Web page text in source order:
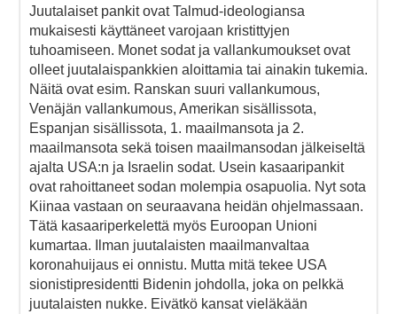
Juutalaiset pankit ovat Talmud-ideologiansa
mukaisesti käyttäneet varojaan kristittyjen
tuhoamiseen. Monet sodat ja vallankumoukset ovat
olleet juutalaispankkien aloittamia tai ainakin tukemia.
Näitä ovat esim. Ranskan suuri vallankumous,
Venäjän vallankumous, Amerikan sisällissota,
Espanjan sisällissota, 1. maailmansota ja 2.
maailmansota sekä toisen maailmansodan jälkeiseltä
ajalta USA:n ja Israelin sodat. Usein kasaaripankit
ovat rahoittaneet sodan molempia osapuolia. Nyt sota
Kiinaa vastaan on seuraavana heidän ohjelmassaan.
Tätä kasaariperkelettä myös Euroopan Unioni
kumartaa. Ilman juutalaisten maailmanvaltaa
koronahuijaus ei onnistu. Mutta mitä tekee USA
sionistipresidentti Bidenin johdolla, joka on pelkkä
juutalaisten nukke. Eivätkö kansat vieläkään